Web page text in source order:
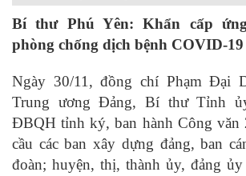
Bí thư Phú Yên: Khẩn cấp
phòng chống dịch bệnh COVID-19
Ngày 30/11, đồng chí Phạm Đại
Trung ương Đảng, Bí thư Tỉnh
ĐBQH tỉnh ký, ban hành Công văn
cầu các ban xây dựng đảng, ban
đoàn; huyện, thị, thành ủy, đảng